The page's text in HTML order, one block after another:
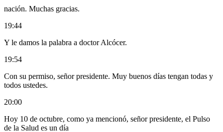
nación. Muchas gracias.
19:44
Y le damos la palabra a doctor Alcócer.
19:54
Con su permiso, señor presidente. Muy buenos días tengan todas y
todos ustedes.
20:00
Hoy 10 de octubre, como ya mencionó, señor presidente, el Pulso
de la Salud es un día